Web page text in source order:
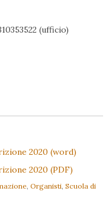
(ufficio)
2020 (word)
2020 (PDF)
Organisti Scuola di